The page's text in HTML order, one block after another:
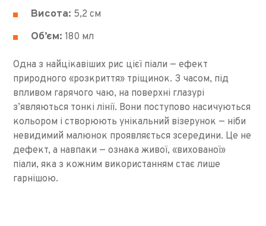
Висота: 5,2 см
Об’єм: 180 мл
Одна з найцікавіших рис цієї піали — ефект
природного «розкриття» тріщинок. З часом, під
впливом гарячого чаю, на поверхні глазурі
з’являються тонкі лінії. Вони поступово насичуються
кольором і створюють унікальний візерунок — ніби
невидимий малюнок проявляється зсередини. Це не
дефект, а навпаки — ознака живої, «вихованої»
піали, яка з кожним використанням стає лише
гарнішою.